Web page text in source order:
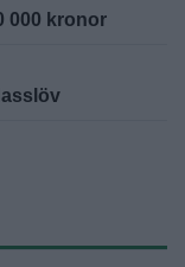
000 kronor